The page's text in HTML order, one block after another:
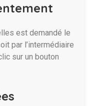
est demandé le
par l’intermédiaire
sur un bouton